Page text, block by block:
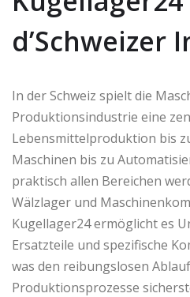
d’Schweizer
In der Schweiz spielt die
Produktionsindustrie eine
Lebensmittelproduktion bis
Maschinen bis zu
praktisch allen Bereichen
Wälzlager und
Kugellager24 ermöglicht es
Ersatzteile und spezifische
was den reibungslosen
Produktionsprozesse